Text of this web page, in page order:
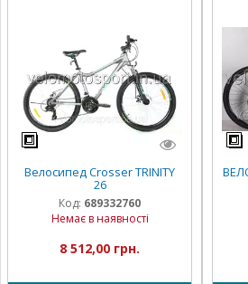
Велосипед Crosser TRINITY
26
Код: 689332760
Немає в наявності
8 512,00 грн.